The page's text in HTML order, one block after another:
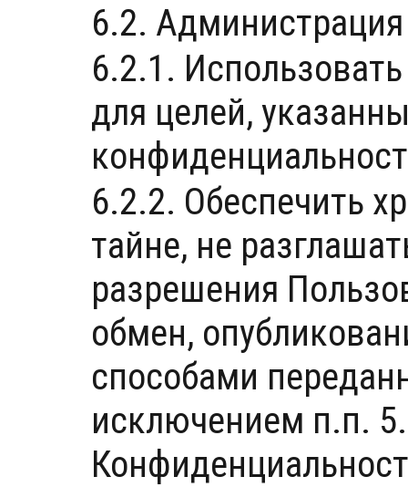
6.2.
6.2.1.
для целей,
6.2.2. Обеспечить
тайне, не
разрешения
обмен,
способами
исключением п.п.